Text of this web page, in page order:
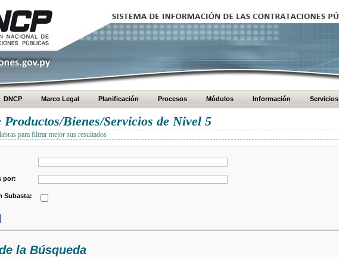
DNCP Marco Legal Planificación Procesos Módulos Información Servicios
Productos/Bienes/Servicios de Nivel 5
para filtrar mejor sus resultados
por:
Subasta:
la Búsqueda